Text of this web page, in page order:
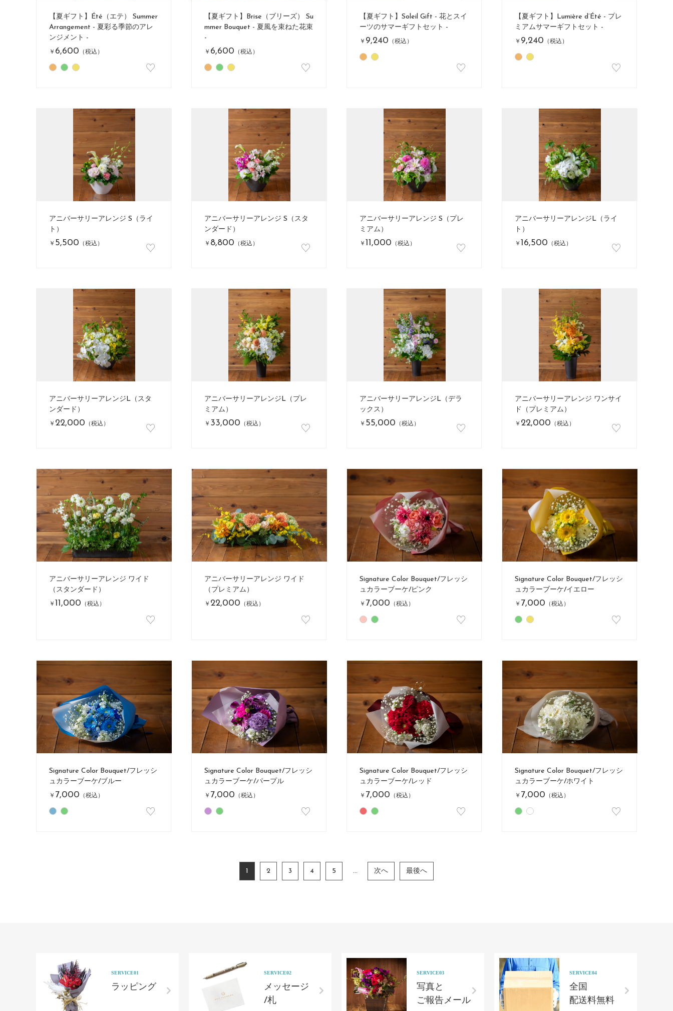
【夏ギフト】Été（エテ） Summer
Arrangement - 夏彩る季節のアレ
ンジメント -
￥ 6,600 （税込）
♡
【夏ギフト】Brise（ブリーズ） Su
mmer Bouquet - 夏風を束ねた花束
-
￥ 6,600 （税込）
♡
【夏ギフト】Soleil Gift - 花とスイ
ーツのサマーギフトセット -
￥ 9,240 （税込）
♡
【夏ギフト】Lumière d’Été - プレ
ミアムサマーギフトセット -
￥ 9,240 （税込）
♡
アニバーサリーアレンジ S（ライ
ト）
￥ 5,500 （税込） ♡
アニバーサリーアレンジ S（スタ
ンダード）
￥ 8,800 （税込） ♡
アニバーサリーアレンジ S（プレ
ミアム）
￥ 11,000 （税込） ♡
アニバーサリーアレンジL（ライ
ト）
￥ 16,500 （税込） ♡
アニバーサリーアレンジL（スタ
ンダード）
￥ 22,000 （税込） ♡
アニバーサリーアレンジL（プレ
ミアム）
￥ 33,000 （税込） ♡
アニバーサリーアレンジL（デラ
ックス）
￥ 55,000 （税込） ♡
アニバーサリーアレンジ ワンサイ
ド（プレミアム）
￥ 22,000 （税込） ♡
アニバーサリーアレンジ ワイド
（スタンダード）
￥ 11,000 （税込）
♡
アニバーサリーアレンジ ワイド
（プレミアム）
￥ 22,000 （税込）
♡
Signature Color Bouquet/フレッシ
ュカラーブーケ/ピンク
￥ 7,000 （税込）
♡
Signature Color Bouquet/フレッシ
ュカラーブーケ/イエロー
￥ 7,000 （税込）
♡
Signature Color Bouquet/フレッシ
ュカラーブーケ/ブルー
￥ 7,000 （税込）
♡
Signature Color Bouquet/フレッシ
ュカラーブーケ/パープル
￥ 7,000 （税込）
♡
Signature Color Bouquet/フレッシ
ュカラーブーケ/レッド
￥ 7,000 （税込）
♡
Signature Color Bouquet/フレッシ
ュカラーブーケ/ホワイト
￥ 7,000 （税込）
♡
1 2 3 4 5 ... 次へ 最後へ
SERVICE01
ラッピング
SERVICE02
メッセージ
/札
SERVICE03
写真と
ご報告メール
SERVICE04
全国
配送料無料